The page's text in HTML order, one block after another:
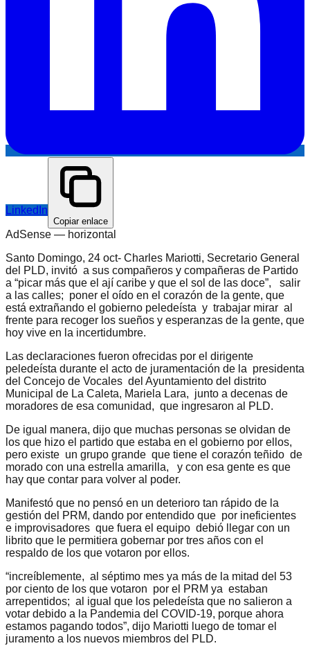
LinkedIn
Copiar enlace
AdSense — horizontal
Santo Domingo, 24 oct- Charles Mariotti, Secretario General
del PLD, invitó a sus compañeros y compañeras de Partido
a “picar más que el ají caribe y que el sol de las doce”, salir
a las calles; poner el oído en el corazón de la gente, que
está extrañando el gobierno peledeísta y trabajar mirar al
frente para recoger los sueños y esperanzas de la gente, que
hoy vive en la incertidumbre.
Las declaraciones fueron ofrecidas por el dirigente
peledeísta durante el acto de juramentación de la presidenta
del Concejo de Vocales del Ayuntamiento del distrito
Municipal de La Caleta, Mariela Lara, junto a decenas de
moradores de esa comunidad, que ingresaron al PLD.
De igual manera, dijo que muchas personas se olvidan de
los que hizo el partido que estaba en el gobierno por ellos,
pero existe un grupo grande que tiene el corazón teñido de
morado con una estrella amarilla, y con esa gente es que
hay que contar para volver al poder.
Manifestó que no pensó en un deterioro tan rápido de la
gestión del PRM, dando por entendido que por ineficientes
e improvisadores que fuera el equipo debió llegar con un
librito que le permitiera gobernar por tres años con el
respaldo de los que votaron por ellos.
“increíblemente, al séptimo mes ya más de la mitad del 53
por ciento de los que votaron por el PRM ya estaban
arrepentidos; al igual que los peledeísta que no salieron a
votar debido a la Pandemia del COVID-19, porque ahora
estamos pagando todos”, dijo Mariotti luego de tomar el
juramento a los nuevos miembros del PLD.